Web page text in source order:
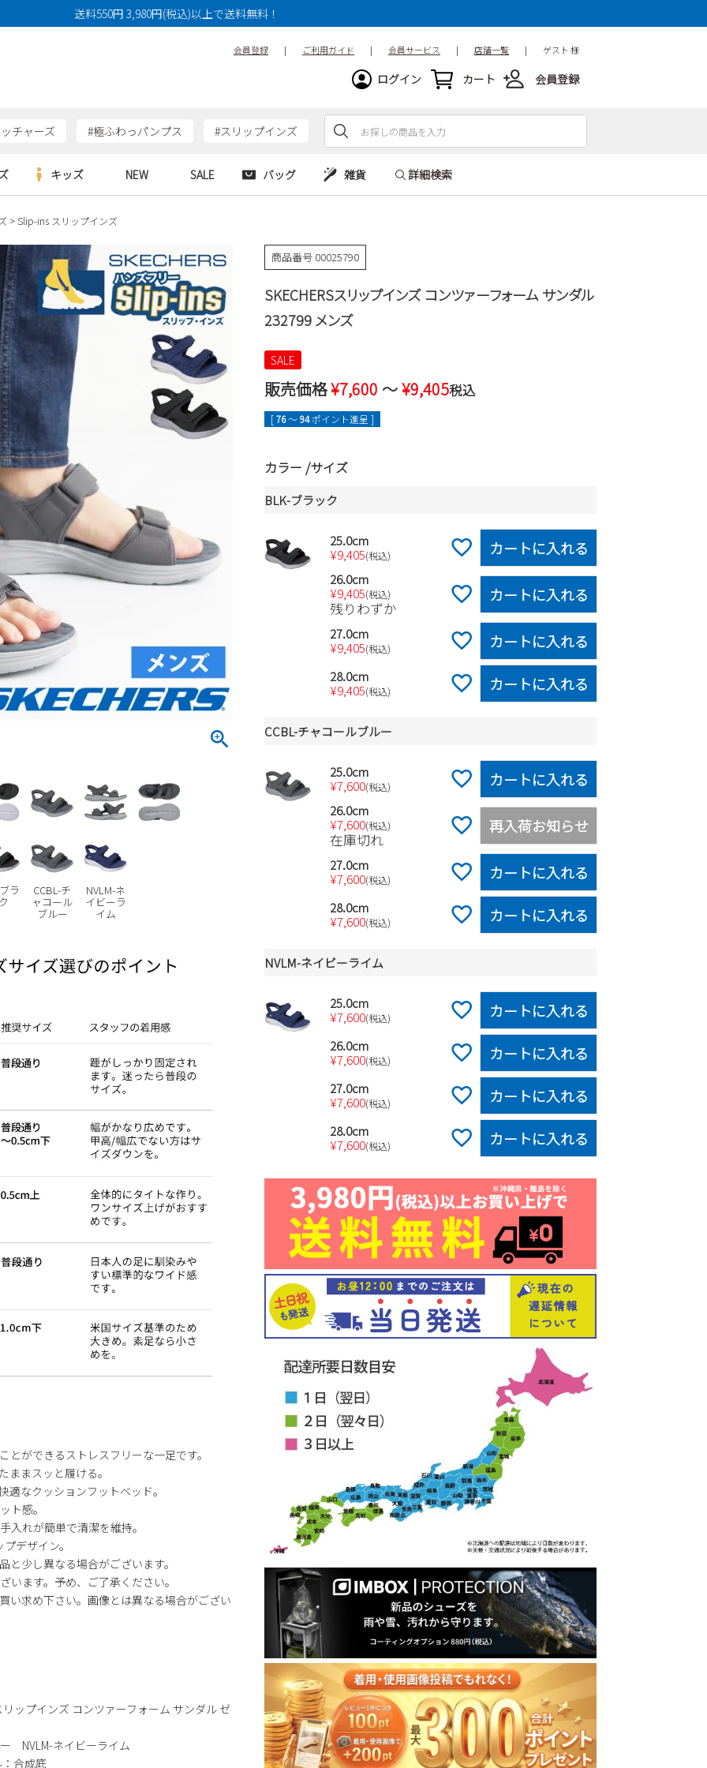
送料550円 3,980円(税込)以上で送料無料！
会員登録 | ご利用ガイド | 会員サービス | 店舗一覧 | ゲスト 様
ログイン カート 会員登録
チャーズ #極ふわっパンプス #スリップインズ
ルシューズ
ューズ
SKECHERS
moz
new balance
puma
カジュアルシューズ
ワークシューズ
ブーツ
SKECHERS
EDWIN
new balance
キッズ NEW SALE バッグ
ッグ
ーバッグ
雑貨 詳細検索
Slip-ins スリップインズ
ラ CCBL-チ
ャコール
ブルー
NVLM-ネ
イビーラ
イム
ができるストレスフリーな一足です。
ままスッと履ける。
なクッションフットベッド。
ト感。
入れが簡単で清潔を維持。
デザイン。
少し異なる場合がございます。
ます。予め、ご了承ください。
求め下さい。画像とは異なる場合がござい
プインズ コンツァーフォーム サンダル ゼ
NVLM-ネイビーライム
合成底
商品番号 00025790
SKECHERSスリップインズ コンツァーフォーム サンダル
232799 メンズ
SALE
販売価格¥7,600 〜¥9,405税込
[76〜94ポイント進呈 ]
カラー サイズ
BLK-ブラック
25.0cm
¥9,405 税込 カートに入れる
26.0cm
¥9,405 税込
残りわずか
カートに入れる
27.0cm
¥9,405 税込 カートに入れる
28.0cm
¥9,405 税込 カートに入れる
CCBL-チャコールブルー
25.0cm
¥7,600 税込 カートに入れる
26.0cm
¥7,600 税込
在庫切れ
再入荷お知らせ
27.0cm
¥7,600 税込 カートに入れる
28.0cm
¥7,600 税込 カートに入れる
NVLM-ネイビーライム
25.0cm
¥7,600 税込 カートに入れる
26.0cm
¥7,600 税込 カートに入れる
27.0cm
¥7,600 税込 カートに入れる
28.0cm
¥7,600 税込 カートに入れる